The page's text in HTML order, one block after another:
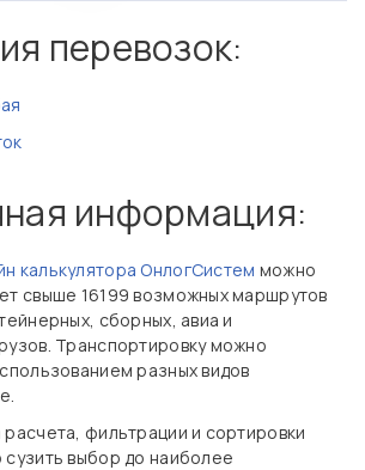
перевозок:
информация:
калькулятора ОнлогСистем можно
свыше 16199 возможных маршрутов
сборных, авиа и
Транспортировку можно
разных видов
фильтрации и сортировки
выбор до наиболее